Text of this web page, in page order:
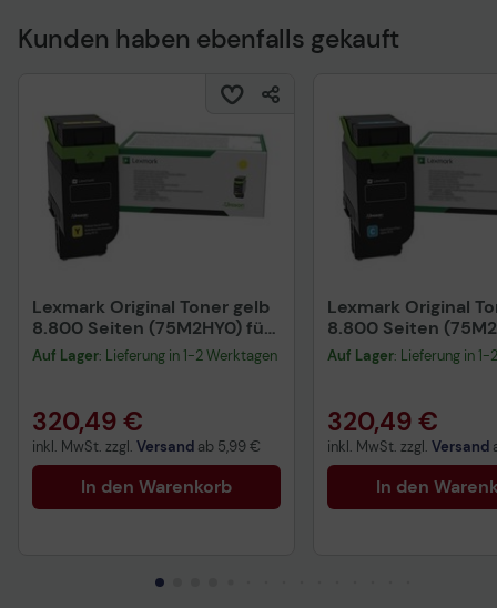
Kunden haben ebenfalls gekauft
Lexmark Original Toner gelb
8.800 Seiten (75M2HY0) für
CX532adwe
Auf Lager: Lieferung in 1-2 Werktagen
320,49 €
inkl. MwSt. zzgl. Versand ab 5,99 €
In den Warenkorb
Lexmark Original
8.800 Seiten
CX532adwe
Auf Lager: Lieferung in
320,49 €
inkl. MwSt. zzgl. Versand
In den